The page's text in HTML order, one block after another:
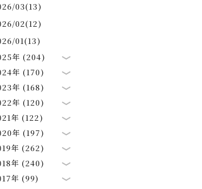
03(13)
02(12)
01(13)
年 (204)
年 (170)
年 (168)
年 (120)
年 (122)
年 (197)
年 (262)
年 (240)
年 (99)